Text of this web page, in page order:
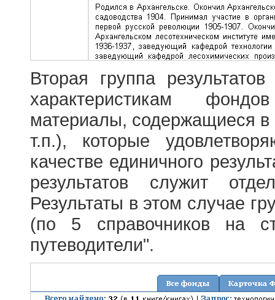
Вторая группа
характеристикам
материалы, содержащиеся в
т.п.), которые
качестве единичного
результатов служит
Результаты в этом случае
(по 5 справочников на
путеводители".